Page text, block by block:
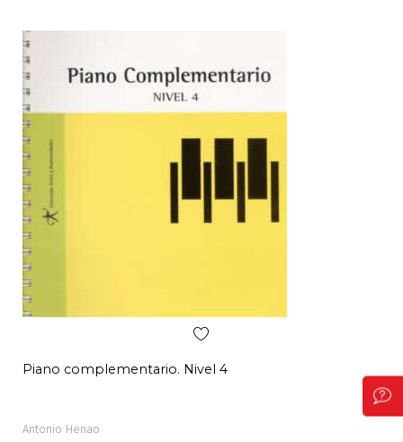
Piano complementario. Nivel 4
Antonio Henao